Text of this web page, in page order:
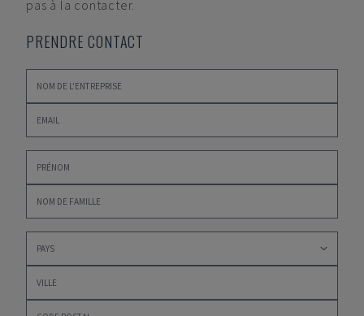
pas à la contacter.
PRENDRE CONTACT